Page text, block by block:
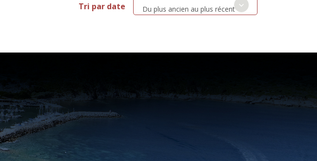
Tri par date Du plus ancien au plus récent